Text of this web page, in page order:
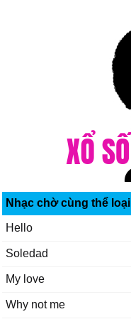
Nhạc chờ cùng thể loại
Hello
Soledad
My love
Why not me